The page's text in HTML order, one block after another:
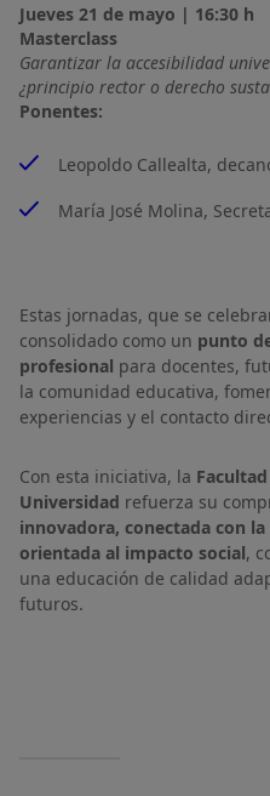
Jueves 21 de mayo | 16:30 h
Masterclass
Garantizar la accesibilidad
¿principio rector o derecho
Ponentes:
Leopoldo Callealta,
María José Molina,
Estas jornadas, que se
consolidado como un punto
profesional para docentes,
la comunidad educativa,
experiencias y el contacto
Con esta iniciativa, la
Universidad refuerza su
innovadora, conectada con
orientada al impacto social,
una educación de calidad
futuros.